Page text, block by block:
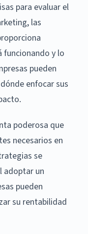
para evaluar el
las
y lo
pueden
enfocar sus
poderosa que
necesarios en
se
adoptar un
pueden
su rentabilidad